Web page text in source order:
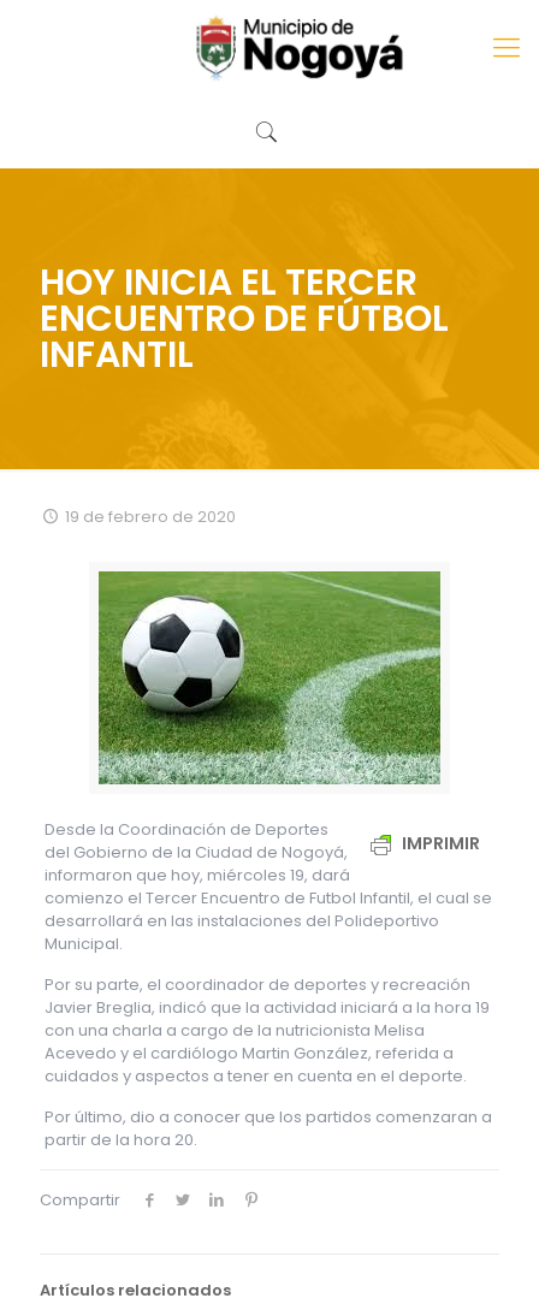
HOY INICIA EL TERCER
ENCUENTRO DE FÚTBOL
INFANTIL
19 de febrero de 2020
IMPRIMIR
Desde la Coordinación de Deportes
del Gobierno de la Ciudad de Nogoyá,
informaron que hoy, miércoles 19, dará
comienzo el Tercer Encuentro de Futbol Infantil, el cual se
desarrollará en las instalaciones del Polideportivo
Municipal.
Por su parte, el coordinador de deportes y recreación
Javier Breglia, indicó que la actividad iniciará a la hora 19
con una charla a cargo de la nutricionista Melisa
Acevedo y el cardiólogo Martin González, referida a
cuidados y aspectos a tener en cuenta en el deporte.
Por último, dio a conocer que los partidos comenzaran a
partir de la hora 20.
Compartir
Artículos relacionados